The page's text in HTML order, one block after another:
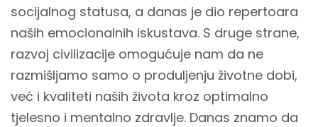
socijalnog statusa, a danas je dio repertoara
naših emocionalnih iskustava. S druge strane,
razvoj civilizacije omogućuje nam da ne
razmišljamo samo o produljenju životne dobi,
već i kvaliteti naših života kroz optimalno
tjelesno i mentalno zdravlje. Danas znamo da